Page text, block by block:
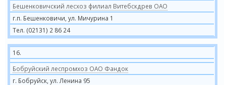
Бешенковичский лесхоз филиал Витебскдрев ОАО
г.п. Бешенковичи, ул. Мичурина 1
Тел. (02131) 2 86 24
16.
Бобруйский леспромхоз ОАО Фандок
г. Бобруйск, ул. Ленина 95